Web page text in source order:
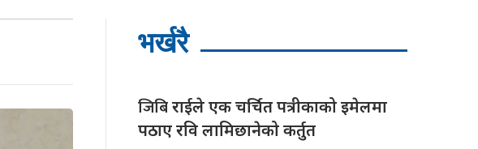
भर्खरै
जिबिराईले एक चर्चित पत्रीकाको इमेलमा
पठाए रवि लामिछानेको कर्तुत